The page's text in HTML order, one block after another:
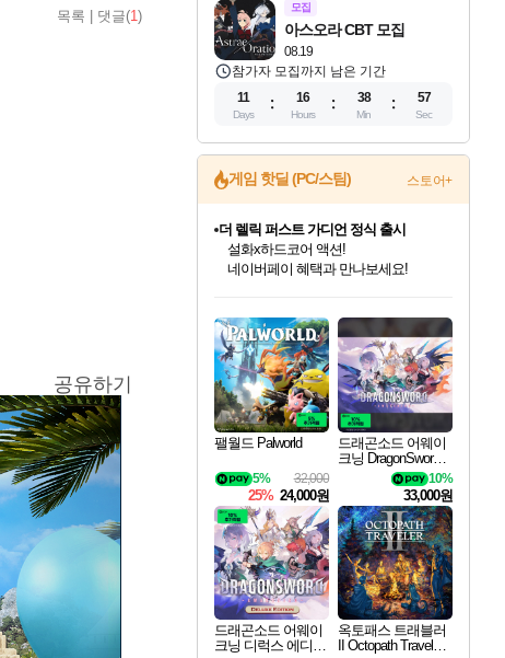
목록 댓글(1)
공유하기
모집
08.19
아스오라 CBT 모집
참가자 모집까지 남은 기간
11
Days
16
Hours
38
Min
55
Sec
게임 핫딜 (PC/스팀) 스토어+
최대 90% 할인가를 만나보세요!
네이버혜택과 함께 만나보세요!
50%할인&추가 적립까지!
네이버 포인트 혜택까지!
이니&베니 혜택까지!
네이버 혜택가와 함께 예약하세요!
할인&네이버혜택으로 만나보세요!
더 렐릭 퍼스트 가디언 정식 출시
설화x하드코어 액션!
네이버페이 혜택과 만나보세요!
40주년 프로모션으로 만나보세요!
할인가에 만나보세요!
일부 에디션 상시 할인!
혜택으로 예약 판매 중
편안하게 충전하세요
팰월드 Palworld
32,000
5%
25% 24,000원
드래곤소드 어웨이
크닝 DragonSword A
10%
33,000원
드래곤소드 어웨이
크닝 디럭스 에디션
옥토패스 트래블러
II Octopath Traveler I